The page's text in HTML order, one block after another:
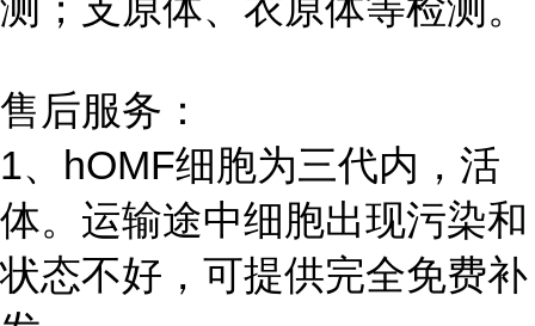
售后服务：
1、hOMF细胞为三代内，活
体。运输途中细胞出现污染和
状态不好，可提供完全免费补